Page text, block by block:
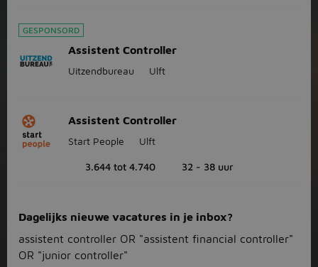
GESPONSORD
Assistent Controller
Uitzendbureau Ulft
Assistent Controller
Start People Ulft
3.644 tot 4.740 32 - 38 uur
Dagelijks nieuwe vacatures in je inbox?
assistent controller OR "assistent financial controller"
OR "junior controller"